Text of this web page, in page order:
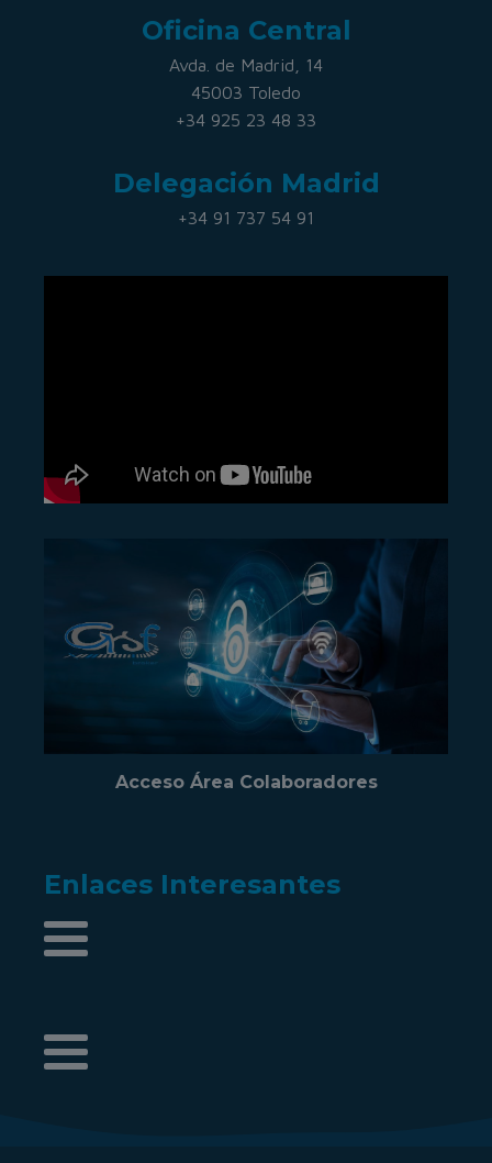
Oficina Central
Avda. de Madrid, 14
45003 Toledo
+34 925 23 48 33
Delegación Madrid
+34 91 737 54 91
Acceso Área Colaboradores
Enlaces Interesantes